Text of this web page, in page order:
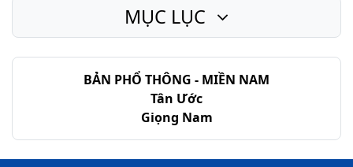
Lu-ca - Chương 10
Lu-ca - Chương 12
Lu-ca - Chương 14
BẢN PHỔ THÔNG - MIỀN NAM
Tân Ước
Giọng Nam
MỤC LỤC